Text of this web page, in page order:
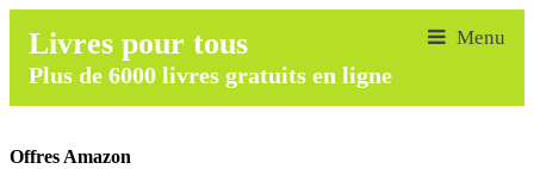
Livres pour tous
Plus de 6000 livres gratuits en ligne
Offres Amazon